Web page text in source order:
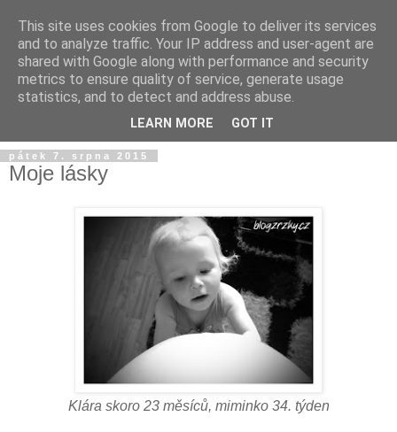
pátek 7. srpna 2015
Moje lásky
Klára skoro 23 měsíců, miminko 34. týden
This site uses cookies from Google to deliver its services
and to analyze traffic. Your IP address and user-agent are
shared with Google along with performance and security
metrics to ensure quality of service, generate usage
statistics, and to detect and address abuse.
LEARN MORE GOT IT